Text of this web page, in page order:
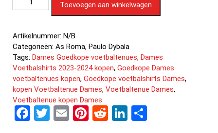
Toevoegen aan winkelwagen
Artikelnummer:N/B
Categorieën:As Roma,Paulo Dybala
Tags:Dames Goedkope voetbaltenues,Dames
Voetbalshirts 2023-2024 kopen,Goedkope Dames
voetbaltenues kopen,Goedkope voetbalshirts Dames,
kopen Voetbaltenue Dames,Voetbaltenue Dames,
Voetbaltenue kopen Dames
F
T
E
Pi R
Li